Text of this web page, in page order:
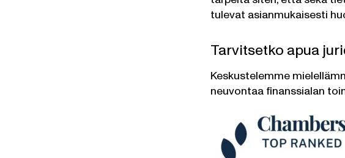
tulevat asianmukaisesti
Tarvitsetko apua
Keskustelemme
neuvontaa finanssialan